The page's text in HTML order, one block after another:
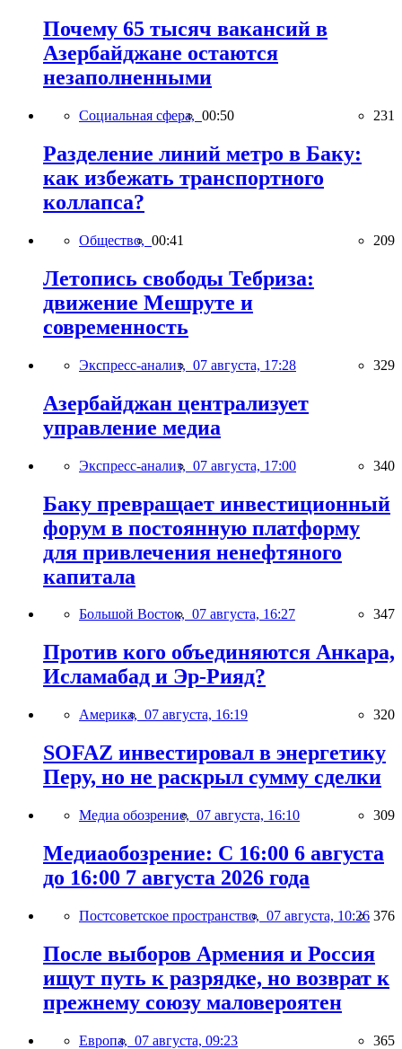
Почему 65 тысяч вакансий в
Азербайджане остаются
незаполненными
Социальная сфера, 00:50 231
Разделение линий метро в Баку:
как избежать транспортного
коллапса?
Общество, 00:41 209
Летопись свободы Тебриза:
движение Мешруте и
современность
Экспресс-анализ, 07 августа, 17:28 329
Азербайджан централизует
управление медиа
Экспресс-анализ, 07 августа, 17:00 340
Баку превращает инвестиционный
форум в постоянную платформу
для привлечения ненефтяного
капитала
Большой Восток, 07 августа, 16:27 347
Против кого объединяются Анкара,
Исламабад и Эр-Рияд?
Америка, 07 августа, 16:19 320
SOFAZ инвестировал в энергетику
Перу, но не раскрыл сумму сделки
Медиа обозрение, 07 августа, 16:10 309
Медиаобозрение: С 16:00 6 августа
до 16:00 7 августа 2026 года
Постсоветское пространство, 07 августа, 10:26 376
После выборов Армения и Россия
ищут путь к разрядке, но возврат к
прежнему союзу маловероятен
Европа, 07 августа, 09:23 365